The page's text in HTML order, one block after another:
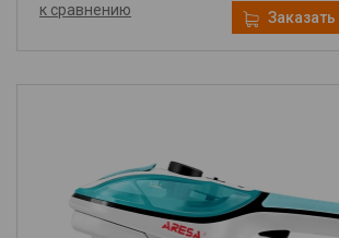
к сравнению Заказать